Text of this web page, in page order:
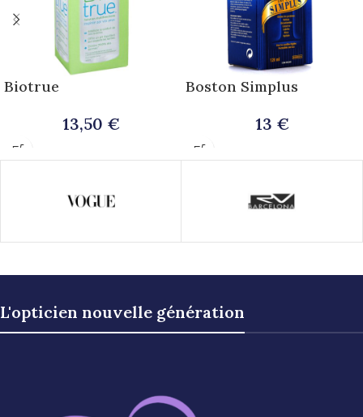
Biotrue
13,50 €
Boston Simplus
13 €
L'opticien nouvelle génération